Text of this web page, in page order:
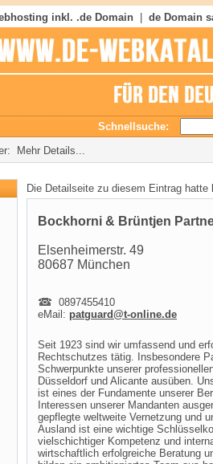
inkl. .de Domain de Domain
Schnellsuche:
Mehr Details...
Die Detailseite zu diesem Eintrag
Bockhorni & Brüntjen
Elsenheimerstr. 49
80687 München
0897455410
eMail: patguard@t-online.de
Seit 1923 sind wir umfassend und
Rechtschutzes tätig. Insbesondere
Schwerpunkte unserer
Düsseldorf und Alicante ausüben.
ist eines der Fundamente unserer
Interessen unserer Mandanten
gepflegte weltweite Vernetzung und
Ausland ist eine wichtige
vielschichtiger Kompetenz und
wirtschaftlich erfolgreiche Beratung